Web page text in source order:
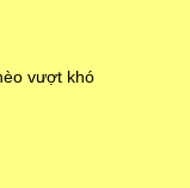
vượt khó